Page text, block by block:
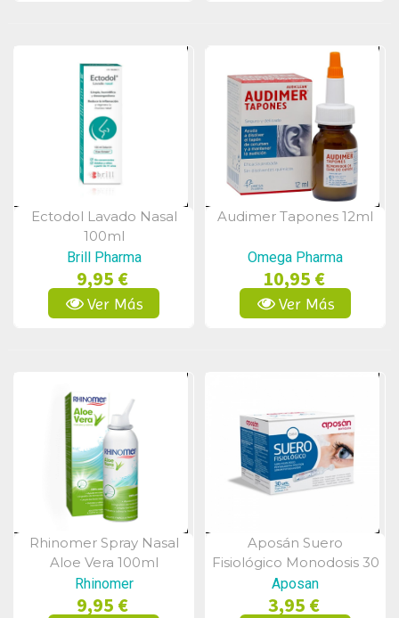
Vista Rápida
Ectodol Lavado Nasal
100ml
Brill Pharma
9,95 €
Ver Más
Vista Rápida
Audimer Tapones 12ml
Omega Pharma
10,95 €
Ver Más
Vista Rápida
Rhinomer Spray Nasal
Aloe Vera 100ml
Rhinomer
9,95 €
Vista Rápida
Aposán Suero
Fisiológico Monodosis 30
Unidades
Aposan
3,95 €